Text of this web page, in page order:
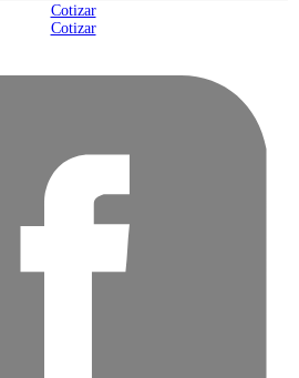
Cotizar
Cotizar